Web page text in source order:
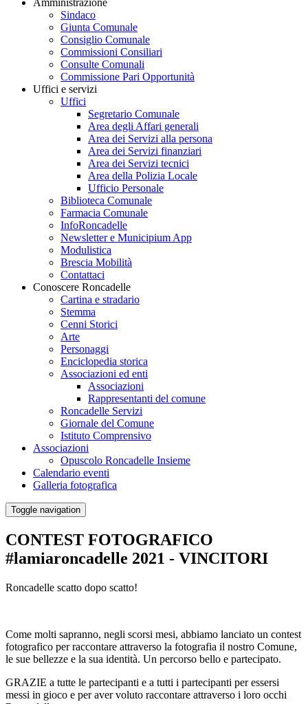
Sindaco
Giunta Comunale
Consiglio Comunale
Commissioni Consiliari
Consulte Comunali
Commissione Pari Opportunità
Uffici e servizi
Uffici
Segretario Comunale
Area degli Affari generali
Area dei Servizi alla persona
Area dei Servizi finanziari
Area dei Servizi tecnici
Area della Polizia Locale
Ufficio Personale
Biblioteca Comunale
Farmacia Comunale
InfoRoncadelle
Newsletter e Municipium App
Modulistica
Brescia Mobilità
Contattaci
Conoscere Roncadelle
Cartina e stradario
Stemma
Cenni Storici
Arte
Personaggi
Enciclopedia storica
Associazioni ed enti
Associazioni
Rappresentanti del comune
Roncadelle Servizi
Giornale del Comune
Istituto Comprensivo
Associazioni
Opuscolo Roncadelle Insieme
Calendario eventi
Galleria fotografica
Toggle navigation
CONTEST FOTOGRAFICO
#lamiaroncadelle 2021 - VINCITORI
Roncadelle scatto dopo scatto!
Come molti sapranno, negli scorsi mesi, abbiamo lanciato un contest
fotografico per raccontare attraverso la fotografia il nostro Comune,
le sue bellezze e la sua identità. Un percorso bello e partecipato.
GRAZIE a tutte le partecipanti e a tutti i partecipanti per essersi
messi in gioco e per aver voluto raccontare attraverso i loro occhi